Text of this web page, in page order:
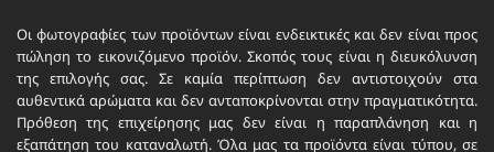
Οι φωτογραφίες των προϊόντων είναι ενδεικτικές και δεν είναι προς
πώληση το εικονιζόμενο προϊόν. Σκοπός τους είναι η διευκόλυνση
της επιλογής σας. Σε καμία περίπτωση δεν αντιστοιχούν στα
αυθεντικά αρώματα και δεν ανταποκρίνονται στην πραγματικότητα.
Πρόθεση της επιχείρησης μας δεν είναι η παραπλάνηση και η
εξαπάτηση του καταναλωτή. Όλα μας τα προϊόντα είναι τύπου, σε